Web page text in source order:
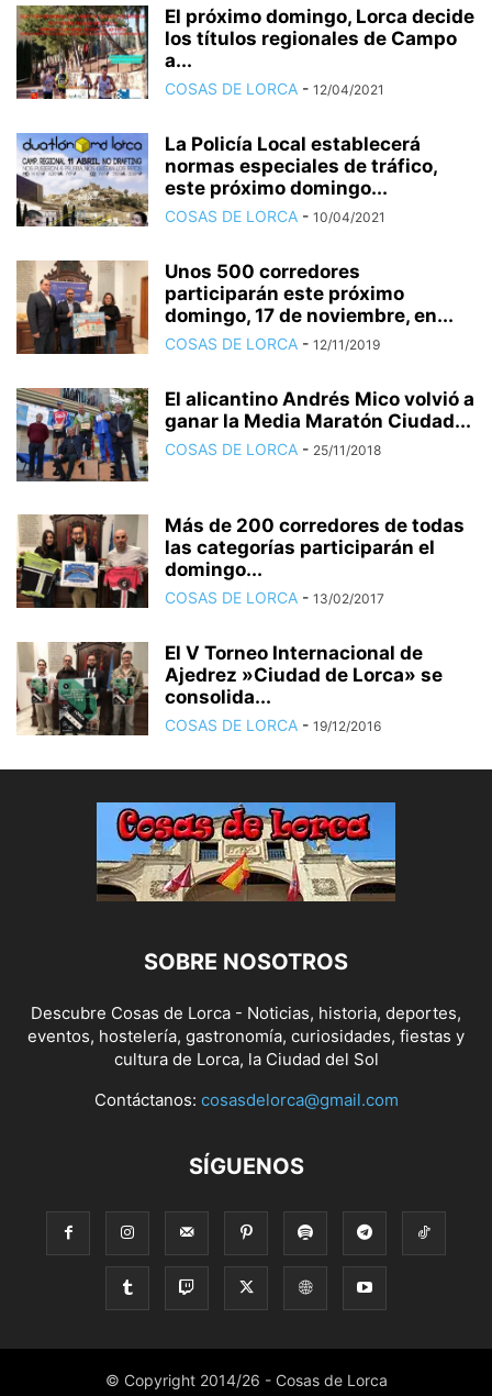
El próximo domingo, Lorca decide
los títulos regionales de Campo
a...
COSAS DE LORCA - 12/04/2021
La Policía Local establecerá
normas especiales de tráfico,
este próximo domingo...
COSAS DE LORCA - 10/04/2021
Unos 500 corredores
participarán este próximo
domingo, 17 de noviembre, en...
COSAS DE LORCA - 12/11/2019
El alicantino Andrés Mico volvió a
ganar la Media Maratón Ciudad...
COSAS DE LORCA - 25/11/2018
Más de 200 corredores de todas
las categorías participarán el
domingo...
COSAS DE LORCA - 13/02/2017
El V Torneo Internacional de
Ajedrez »Ciudad de Lorca» se
consolida...
COSAS DE LORCA - 19/12/2016
SOBRE NOSOTROS
Descubre Cosas de Lorca - Noticias, historia, deportes,
eventos, hostelería, gastronomía, curiosidades, fiestas y
cultura de Lorca, la Ciudad del Sol
Contáctanos: cosasdelorca@gmail.com
SÍGUENOS
© Copyright 2014/26 - Cosas de Lorca